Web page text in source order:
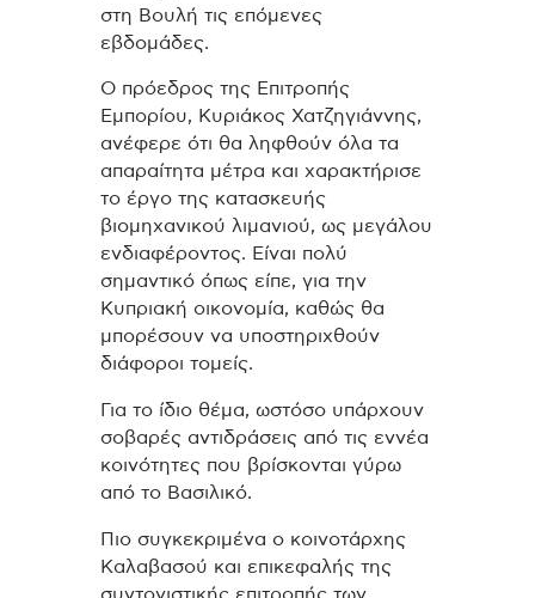
στη Βουλή τις επόμενες
εβδομάδες.
Ο πρόεδρος της Επιτροπής
Εμπορίου, Κυριάκος Χατζηγιάννης,
ανέφερε ότι θα ληφθούν όλα τα
απαραίτητα μέτρα και χαρακτήρισε
το έργο της κατασκευής
βιομηχανικού λιμανιού, ως μεγάλου
ενδιαφέροντος. Είναι πολύ
σημαντικό όπως είπε, για την
Κυπριακή οικονομία, καθώς θα
μπορέσουν να υποστηριχθούν
διάφοροι τομείς.
Για το ίδιο θέμα, ωστόσο υπάρχουν
σοβαρές αντιδράσεις από τις εννέα
κοινότητες που βρίσκονται γύρω
από το Βασιλικό.
Πιο συγκεκριμένα ο κοινοτάρχης
Καλαβασού και επικεφαλής της
συντονιστικής επιτροπής των